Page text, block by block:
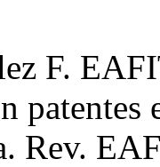
F.
patentes
Rev.